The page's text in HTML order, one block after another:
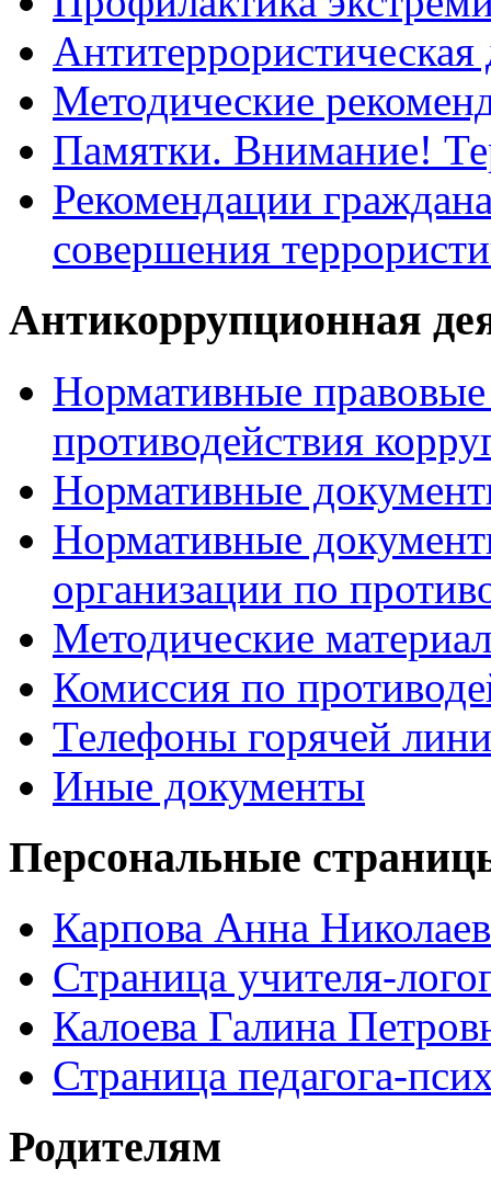
Антитеррористическая
Методические
Памятки. Внимание!
Рекомендации
совершения
Антикоррупционная
Нормативные
противодействия
Нормативные
Нормативные
организации по
Методические
Комиссия по
Телефоны горячей
Иные документы
Персональные
Карпова Анна
Страница учителя-
Калоева Галина
Страница педагога-
Родителям